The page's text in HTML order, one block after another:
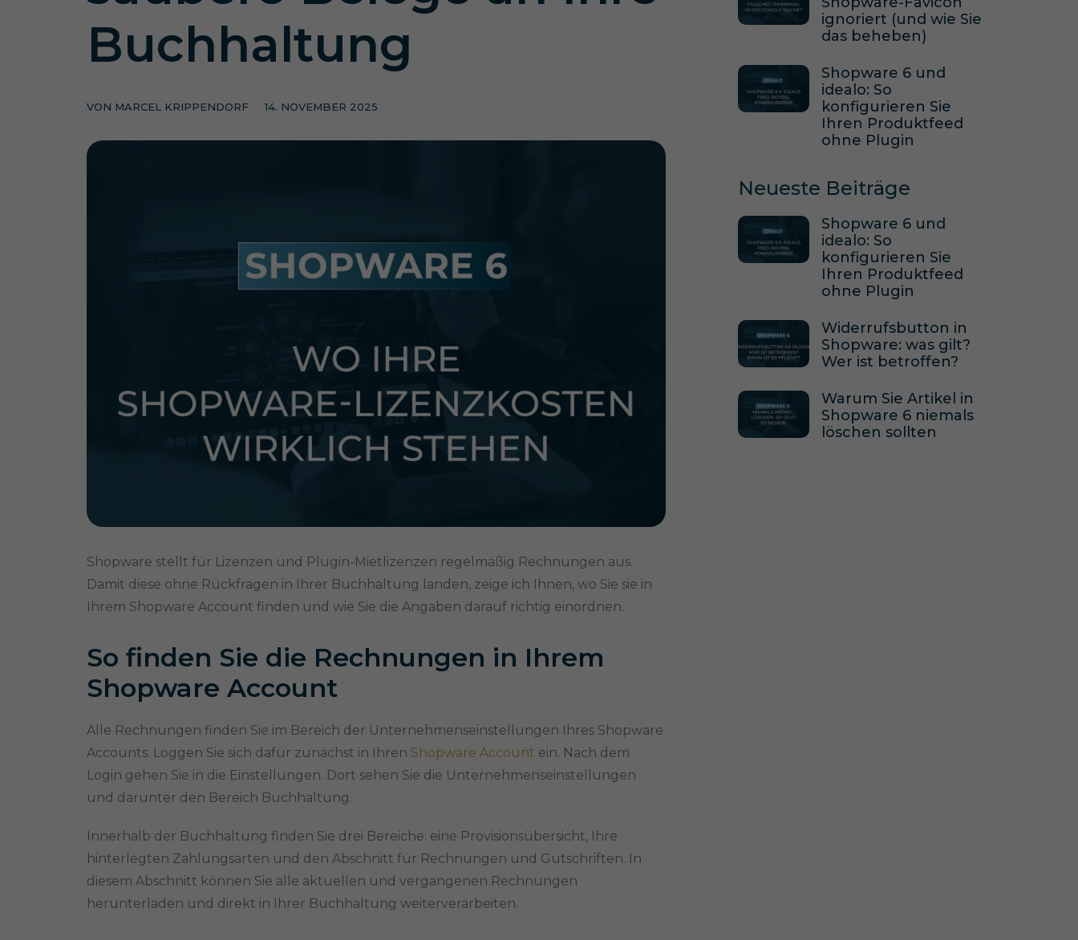
Buchhaltung
VON MARCEL KRIPPENDORF 14. NOVEMBER 2025
Shopware stellt für Lizenzen und Plugin-Mietlizenzen regelmäßig Rechnungen aus.
Damit diese ohne Rückfragen in Ihrer Buchhaltung landen, zeige ich Ihnen, wo Sie sie in
Ihrem Shopware Account finden und wie Sie die Angaben darauf richtig einordnen.
So finden Sie die Rechnungen in Ihrem
Shopware Account
Alle Rechnungen finden Sie im Bereich der Unternehmenseinstellungen Ihres Shopware
Accounts. Loggen Sie sich dafür zunächst in Ihren Shopware Account ein. Nach dem
Login gehen Sie in die Einstellungen. Dort sehen Sie die Unternehmenseinstellungen
und darunter den Bereich Buchhaltung.
Innerhalb der Buchhaltung finden Sie drei Bereiche: eine Provisionsübersicht, Ihre
hinterlegten Zahlungsarten und den Abschnitt für Rechnungen und Gutschriften. In
diesem Abschnitt können Sie alle aktuellen und vergangenen Rechnungen
herunterladen und direkt in Ihrer Buchhaltung weiterverarbeiten.
ignoriert (und wie Sie
das beheben)
Shopware 6 und
idealo: So
konfigurieren Sie
Ihren Produktfeed
ohne Plugin
Neueste Beiträge
Shopware 6 und
idealo: So
konfigurieren Sie
Ihren Produktfeed
ohne Plugin
Widerrufsbutton in
Shopware: was gilt?
Wer ist betroffen?
Warum Sie Artikel in
Shopware 6 niemals
löschen sollten